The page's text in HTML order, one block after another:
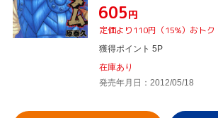
¥605円
定価より110円（15%）おトク
獲得ポイント 5P
在庫あり
発売年月日：2012/05/18